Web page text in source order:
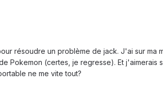
résoudre un problème de jack. J'ai sur ma
Pokemon (certes, je regresse). Et
ne me vite tout?